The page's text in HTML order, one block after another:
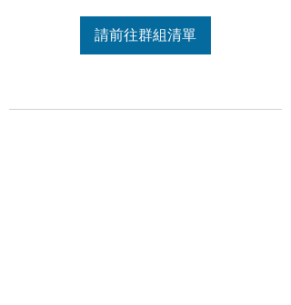
請前往群組清單